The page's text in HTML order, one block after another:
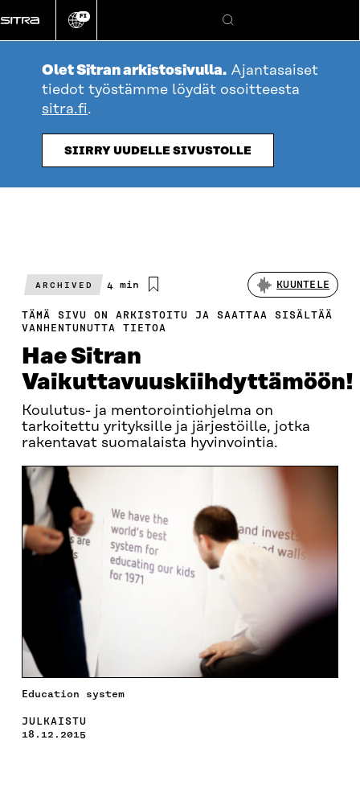
suoraan
sisältöön
Vaihda
kieli
FI
Hae
Olet Sitran arkistosivulla. Ajantasaiset
tiedot työstämme löydät osoitteesta
sitra.fi.
SIIRRY UUDELLE SIVUSTOLLE
ARCHIVED
Arvioitu
4 min KUUNTELE
TÄMÄ SIVU ON ARKISTOITU JA SAATTAA SISÄLTÄÄ
VANHENTUNUTTA TIETOA
Hae Sitran
Vaikuttavuuskiihdyttämöön!
Koulutus- ja mentorointiohjelma on
tarkoitettu yrityksille ja järjestöille, jotka
rakentavat suomalaista hyvinvointia.
Education system
JULKAISTU
18.12.2015